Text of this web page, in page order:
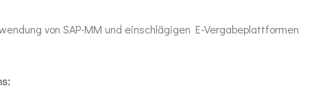
von SAP-MM und einschlägigen E-Vergabeplattformen